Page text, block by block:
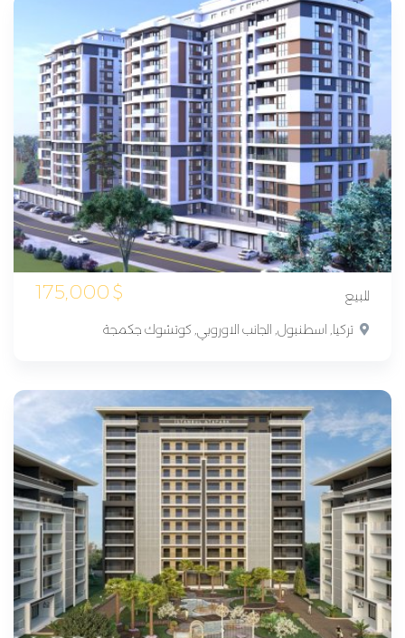
للبيع $
تركيا, اسطنبول, الجانب الاوروبي, كوتشوك جكمجة